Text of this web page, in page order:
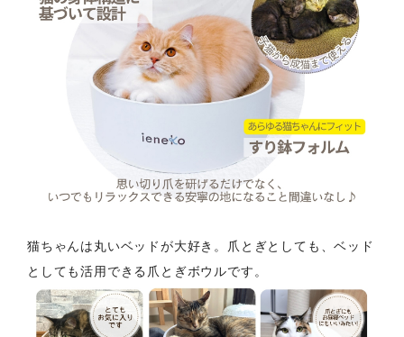
猫ちゃんは丸いベッドが大好き。爪とぎとしても、ベッド
としても活用できる爪とぎボウルです。